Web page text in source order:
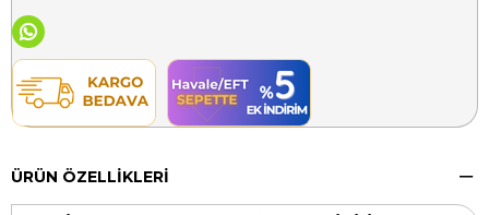
ÜRÜN ÖZELLIKLERI